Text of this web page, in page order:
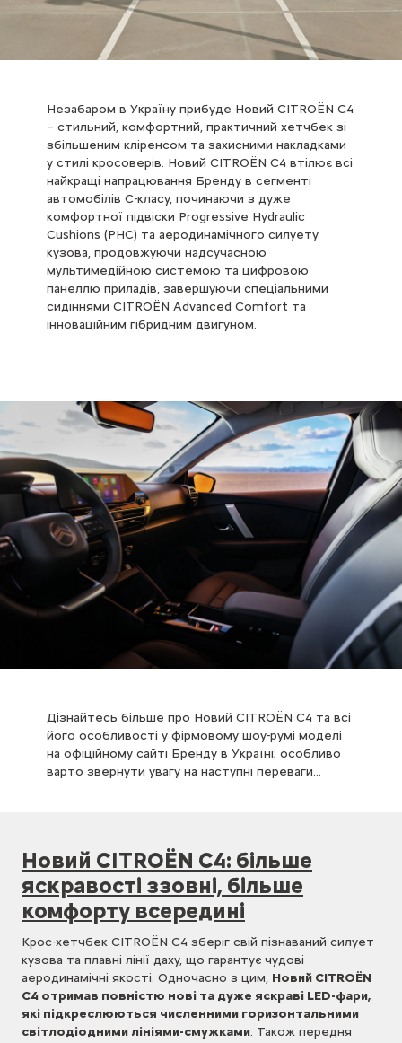
Незабаром в Україну прибуде Новий CITROЁN С4
– стильний, комфортний, практичний хетчбек зі
збільшеним кліренсом та захисними накладками
у стилі кросоверів. Новий CITROЁN С4 втілює всі
найкращі напрацювання Бренду в сегменті
автомобілів С-класу, починаючи з дуже
комфортної підвіски Progressive Hydraulic
Cushions (PHC) та аеродинамічного силуету
кузова, продовжуючи надсучасною
мультимедійною системою та цифровою
панеллю приладів, завершуючи спеціальними
сидіннями CITROЁN Advanced Comfort та
інноваційним гібридним двигуном.
Дізнайтесь більше про Новий CITROЁN С4 та всі
його особливості у фірмовому шоу-румі моделі
на офіційному сайті Бренду в Україні; особливо
варто звернути увагу на наступні переваги…
Новий CITROЁN С4: більше
яскравості ззовні, більше
комфорту всередині
Крос-хетчбек CITROЁN С4 зберіг свій пізнаваний силует
кузова та плавні лінії даху, що гарантує чудові
аеродинамічні якості. Одночасно з цим, Новий CITROЁN
С4 отримав повністю нові та дуже яскраві LED-фари,
які підкреслюються численними горизонтальними
світлодіодними лініями-смужками. Також передня